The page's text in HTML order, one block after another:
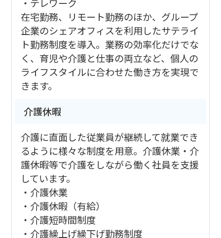
・テレワーク
在宅勤務、リモート勤務のほか、グループ
企業のシェアオフィスを利用したサテライ
ト勤務制度を導入。業務の効率化だけでな
く、育児や介護と仕事の両立など、個人の
ライフスタイルに合わせた働き方を実現で
きます。
介護休暇
介護に直面した従業員が継続して就業でき
るように様々な制度を用意。介護休業・介
護休暇等で介護をしながら働く社員を支援
しています。
・介護休業
・介護休暇（有給）
・介護短時間制度
・介護繰上げ繰下げ勤務制度